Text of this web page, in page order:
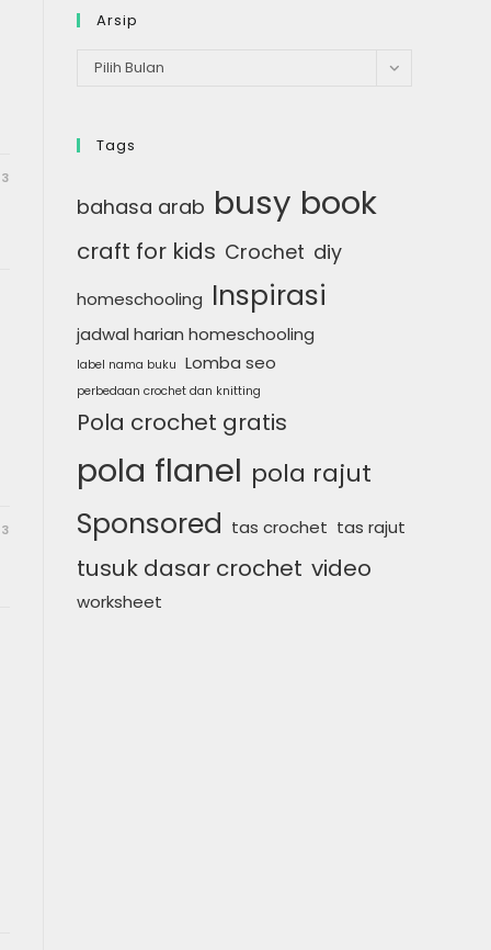
Arsip
Arsip
Pilih Bulan
Tags
bahasa arab busy book
craft for kids Crochet diy
homeschooling Inspirasi
jadwal harian homeschooling
label nama buku Lomba seo
perbedaan crochet dan knitting
Pola crochet gratis
pola flanel pola rajut
Sponsored tas crochet tas rajut
tusuk dasar crochet video
worksheet